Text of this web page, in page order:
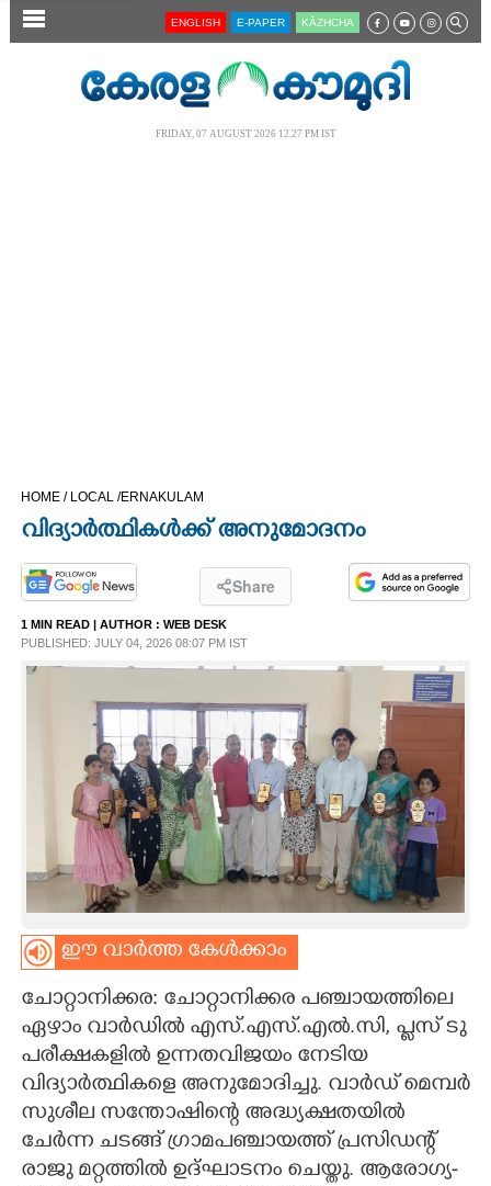
SECTIONS
OPINION
PHOTOS
LIFESTYLE
SPIRITUAL
ASTRO
CARTOONS
LITERATURE
ZOOM
ENGLISH E-PAPER KĀZHCHA
FRIDAY, 07 AUGUST 2026 12.27 PM IST
HOME / LOCAL /ERNAKULAM
വിദ്യാർത്ഥികൾക്ക് അനുമോദനം
Share
1 MIN READ | AUTHOR : WEB DESK
PUBLISHED: JULY 04, 2026 08:07 PM IST
ഈ വാർത്ത കേൾക്കാം
ചോറ്റാനിക്കര: ചോറ്റാനിക്കര പഞ്ചായത്തിലെ
ഏഴാം വാർഡിൽ എസ്.എസ്.എൽ.സി, പ്ലസ് ടു
പരീക്ഷകളിൽ ഉന്നതവിജയം നേടിയ
വിദ്യാർത്ഥികളെ അനുമോദിച്ചു. വാർഡ് മെമ്പർ
സുശീല സന്തോഷിന്റെ അദ്ധ്യക്ഷതയിൽ
ചേർന്ന ചടങ്ങ് ഗ്രാമപഞ്ചായത്ത് പ്രസിഡന്റ്
രാജു മറ്റത്തിൽ ഉദ്ഘാടനം ചെയ്തു. ആരോഗ്യ-